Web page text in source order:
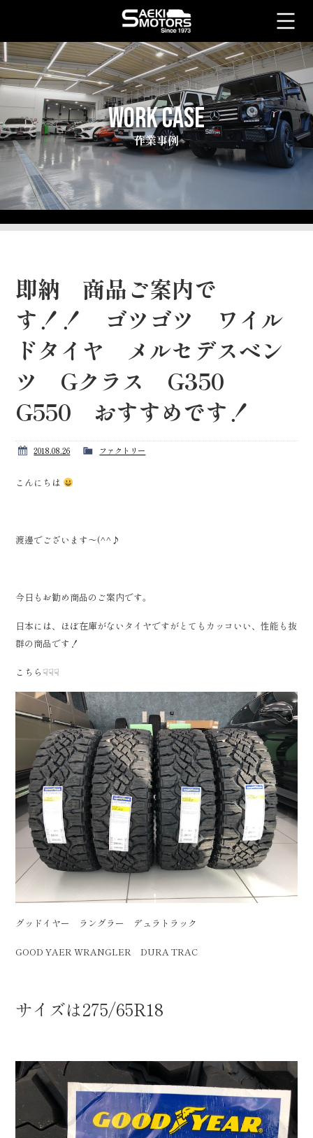
WORK CASE
作業事例
即納 商品ご案内で
す！！ ゴツゴツ ワイル
ドタイヤ メルセデスベン
ツ Gクラス G350
G550 おすすめです！
2018.08.26 ファクトリー
こんにちは
渡邊でございます～(^^♪
今日もお勧め商品のご案内です。
日本には、ほぼ在庫がないタイヤですがとてもカッコいい、性能も抜
群の商品です！
こちら☟☟☟
グッドイヤー ラングラー デュラトラック
GOOD YAER WRANGLER DURA TRAC
サイズは275/65R18